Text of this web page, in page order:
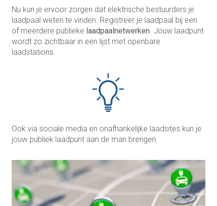
Nu kun je ervoor zorgen dat elektrische bestuurders je
laadpaal weten te vinden. Registreer je laadpaal bij een
of meerdere publieke laadpaalnetwerken . Jouw laadpunt
wordt zo zichtbaar in een lijst met openbare
laadstations.
Ook via sociale media en onafhankelijke laadsites kun je
jouw publiek laadpunt aan de man brengen.